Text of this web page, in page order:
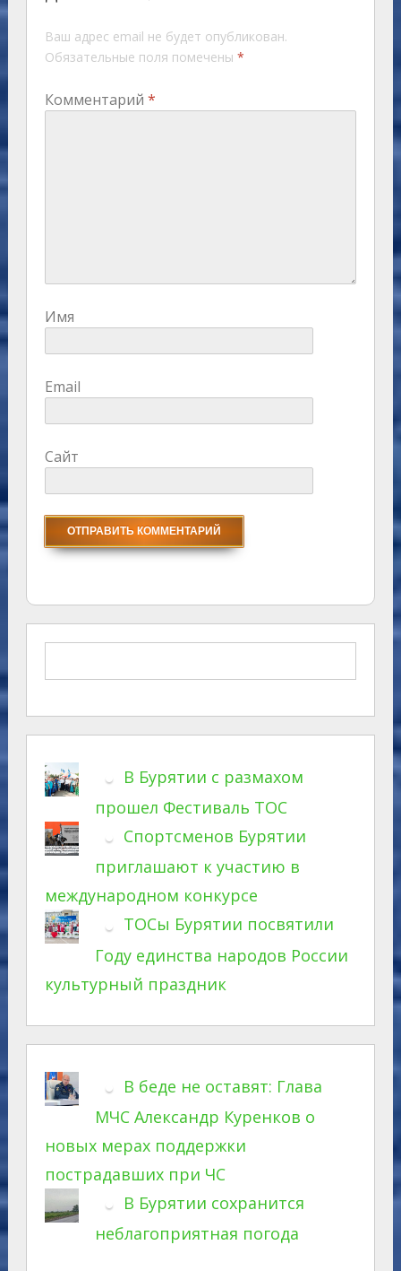
Ваш адрес email не будет опубликован.
Обязательные поля помечены *
Комментарий *
Имя
Email
Сайт
В Бурятии с размахом
прошел Фестиваль ТОС
Спортсменов Бурятии
приглашают к участию в
международном конкурсе
ТОСы Бурятии посвятили
Году единства народов России
культурный праздник
В беде не оставят: Глава
МЧС Александр Куренков о
новых мерах поддержки
пострадавших при ЧС
В Бурятии сохранится
неблагоприятная погода